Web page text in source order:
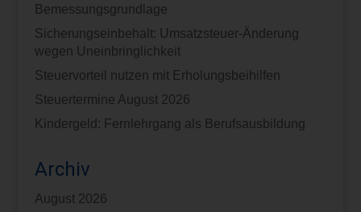
Bemessungsgrundlage
Sicherungseinbehalt: Umsatzsteuer-Änderung
wegen Uneinbringlichkeit
Steuervorteil nutzen mit Erholungsbeihilfen
Steuertermine August 2026
Kindergeld: Fernlehrgang als Berufsausbildung
Archiv
August 2026